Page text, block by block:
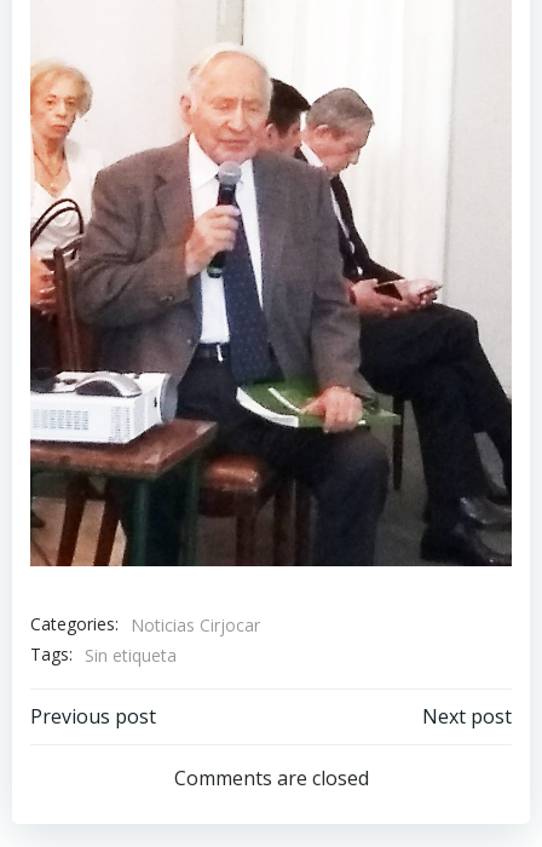
Categories:
Noticias Cirjocar
Tags:
Sin etiqueta
Previous post Next post
Comments are closed